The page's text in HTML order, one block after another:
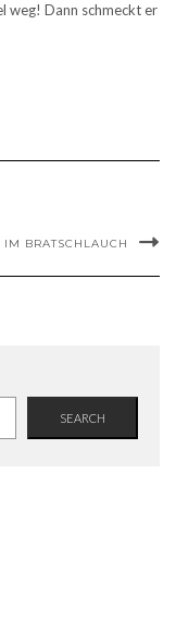
weg! Dann schmeckt er
BRATSCHLAUCH
SEARCH